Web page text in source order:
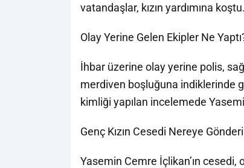
vatandaşlar, kızın yardımına koştu.
Olay Yerine Gelen Ekipler Ne
İhbar üzerine olay yerine polis,
merdiven boşluğuna indiklerinde
kimliği yapılan incelemede
Genç Kızın Cesedi Nereye
Yasemin Cemre İçlikan’ın